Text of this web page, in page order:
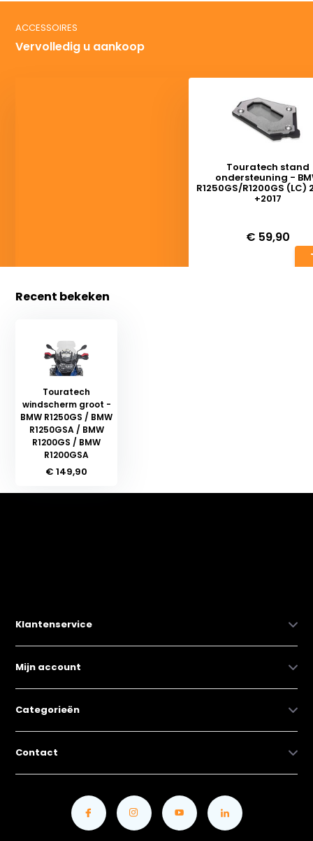
ACCESSOIRES
Vervolledig u aankoop
Touratech stand
ondersteuning -
R1250GS/R1200GS (LC)
+2017
€ 59,90
Recent bekeken
Touratech
windscherm groot -
BMW R1250GS / BMW
R1250GSA / BMW
R1200GS / BMW
R1200GSA
€ 149,90
Klantenservice
Mijn account
Categorieën
Contact